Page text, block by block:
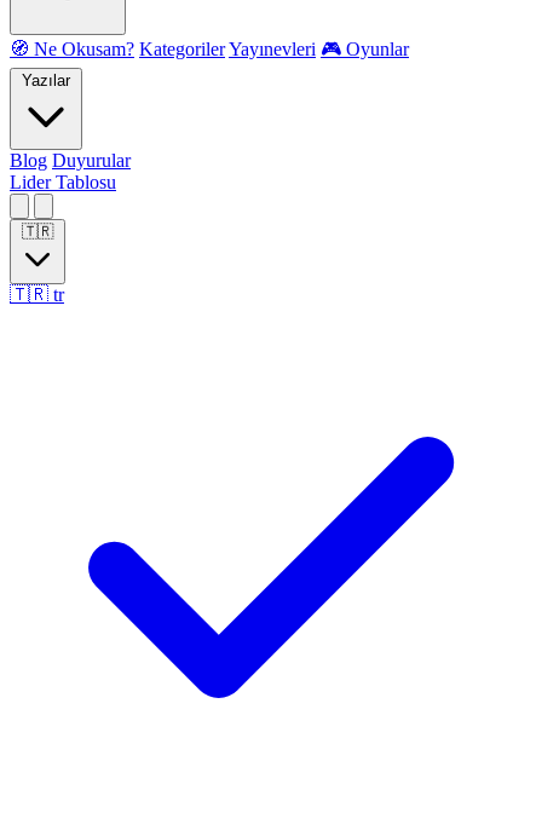
🧭 Ne Okusam? KategorilerYayınevleri 🎮 Oyunlar
Yazılar
Blog Duyurular
Lider Tablosu
🇹🇷
🇹🇷 tr